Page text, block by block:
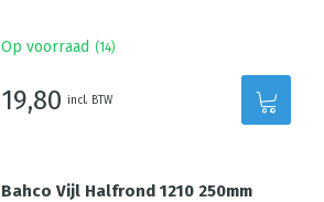
Op voorraad (14)
19,80 incl. BTW
Bahco Vijl Halfrond 1210 250mm